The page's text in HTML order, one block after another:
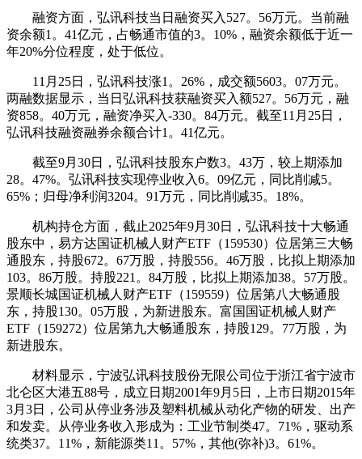
融资方面，弘讯科技当日融资买入527。56万元。当前融
资余额1。41亿元，占畅通市值的3。10%，融资余额低于近一
年20%分位程度，处于低位。
11月25日，弘讯科技涨1。26%，成交额5603。07万元。
两融数据显示，当日弘讯科技获融资买入额527。56万元，融
资858。40万元，融资净买入-330。84万元。截至11月25日，
弘讯科技融资融券余额合计1。41亿元。
截至9月30日，弘讯科技股东户数3。43万，较上期添加
28。47%。弘讯科技实现停业收入6。09亿元，同比削减5。
65%；归母净利润3204。91万元，同比削减35。18%。
机构持仓方面，截止2025年9月30日，弘讯科技十大畅通
股东中，易方达国证机械人财产ETF（159530）位居第三大畅
通股东，持股672。67万股，持股556。46万股，比拟上期添加
103。86万股。持股221。84万股，比拟上期添加38。57万股。
景顺长城国证机械人财产ETF（159559）位居第八大畅通股
东，持股130。05万股，为新进股东。富国国证机械人财产
ETF（159272）位居第九大畅通股东，持股129。77万股，为
新进股东。
材料显示，宁波弘讯科技股份无限公司位于浙江省宁波市
北仑区大港五88号，成立日期2001年9月5日，上市日期2015年
3月3日，公司从停业务涉及塑料机械从动化产物的研发、出产
和发卖。从停业务收入形成为：工业节制类47。71%，驱动系
统类37。11%，新能源类11。57%，其他(弥补)3。61%。